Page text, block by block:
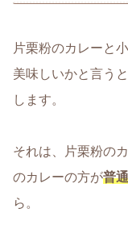
片栗粉のカレーと
美味しいかと言う
します。
それは、片栗粉の
のカレーの方が普
ら。